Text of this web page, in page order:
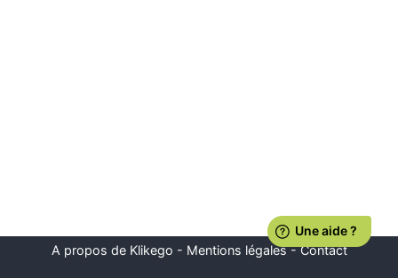
A propos de Klikego - Mentions légales-Contact